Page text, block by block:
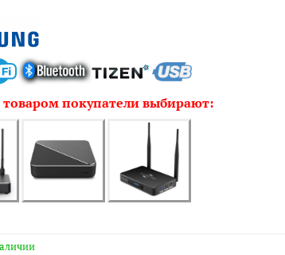
покупатели выбирают: